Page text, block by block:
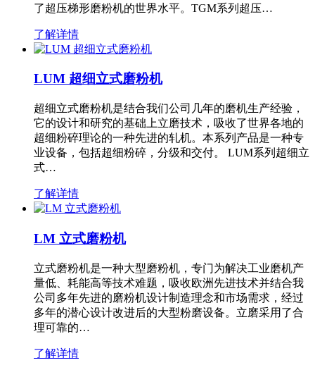
了超压梯形磨粉机的世界水平。TGM系列超压…
了解详情
LUM 超细立式磨粉机
超细立式磨粉机是结合我们公司几年的磨机生产经验，
它的设计和研究的基础上立磨技术，吸收了世界各地的
超细粉碎理论的一种先进的轧机。本系列产品是一种专
业设备，包括超细粉碎，分级和交付。 LUM系列超细立
式…
了解详情
LM 立式磨粉机
立式磨粉机是一种大型磨粉机，专门为解决工业磨机产
量低、耗能高等技术难题，吸收欧洲先进技术并结合我
公司多年先进的磨粉机设计制造理念和市场需求，经过
多年的潜心设计改进后的大型粉磨设备。立磨采用了合
理可靠的…
了解详情